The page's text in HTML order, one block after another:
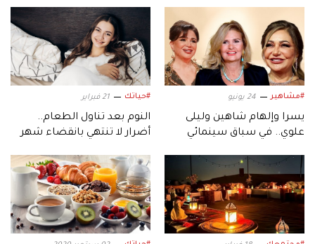
#مشاهير 24 يونيو
يسرا وإلهام شاهين وليلى
علوي.. في سباق سينمائي
#حياتك 21 فبراير
النوم بعد تناول الطعام..
أضرار لا تنتهي بانقضاء شهر